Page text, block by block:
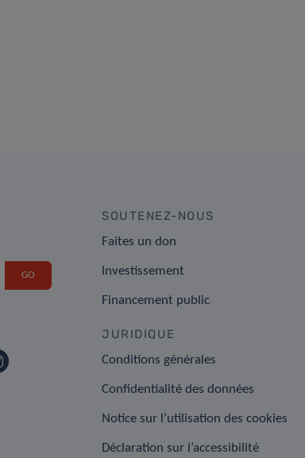
SOUTENEZ-NOUS
Faites un don
Investissement
Financement public
JURIDIQUE
Conditions générales
Confidentialité des données
Notice sur l’utilisation des cookies
Déclaration sur l’accessibilité